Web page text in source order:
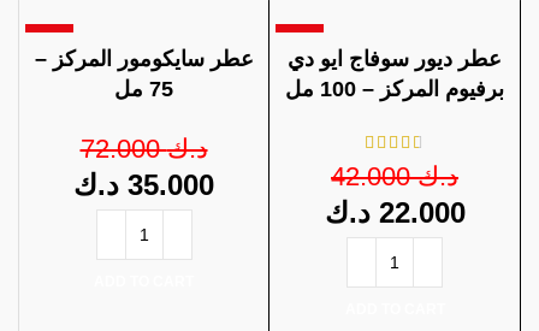
-51%
عطر سايكومور المركز –
75 مل
72.000د.ك
35.000 د.ك
-48%
عطر ديور سوفاج ايو دي
برفيوم المركز – 100 مل
42.000د.ك
22.000 د.ك